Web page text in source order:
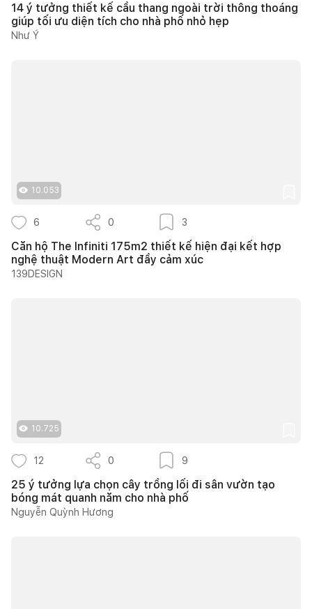
14 ý tưởng thiết kế cầu thang ngoài trời thông thoáng
giúp tối ưu diện tích cho nhà phố nhỏ hẹp
Như Ý
10.053
6 0 3
Căn hộ The Infiniti 175m2 thiết kế hiện đại kết hợp
nghệ thuật Modern Art đầy cảm xúc
139DESIGN
10.725
12 0 9
25 ý tưởng lựa chọn cây trồng lối đi sân vườn tạo
bóng mát quanh năm cho nhà phố
Nguyễn Quỳnh Hương